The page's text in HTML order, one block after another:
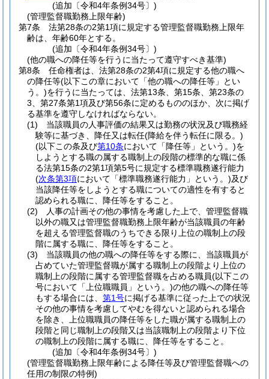
(追加〔令和4年条例34号〕)
(管理監督職勤務上限年齢)
第7条
法第28条の2第1項に規定する管理監督職勤務上限年
齢は、年齢60年とする。
(追加〔令和4年条例34号〕)
(他の職への降任等を行うに当たって遵守すべき基準)
第8条
任命権者は、法第28条の2第4項に規定する他の職へ
の降任等(以下この章において「他の職への降任等」とい
う。)を行うに当たっては、法第13条、第15条、第23条の
3、第27条第1項及び第56条に定めるもののほか、次に掲げ
る基準を遵守しなければならない。
(1)
当該職員の人事評価の結果又は勤務の状況及び職務経
験等に基づき、降任又は転任(降給を伴う転任に限る。)
(以下この条及び第10条において「降任等」という。)を
しようとする職の属する職制上の段階の標準的な職に係
る法第15条の2第1項第5号に規定する標準職務遂行能力
(次条第3項において「標準職務遂行能力」という。)及び
当該降任等をしようとする職についての適性を有すると
認められる職に、降任等をすること。
(2)
人事の計画その他の事情を考慮した上で、管理監督職
以外の職又は管理監督職勤務上限年齢が当該職員の年齢
を超える管理監督職のうちできる限り上位の職制上の段
階に属する職に、降任等をすること。
(3)
当該職員の他の職への降任等をする際に、当該職員が
占めていた管理監督職が属する職制上の段階より上位の
職制上の段階に属する管理監督職を占める職員(以下この
号において「上位職職員」という。)の他の職への降任等
もする場合には、 第1号に掲げる基準に従った上での状況
その他の事情を考慮してやむを得ないと認められる場合
を除き、上位職職員の降任等をした職が属する職制上の
段階と同じ職制上の段階又は当該職制上の段階より下位
の職制上の段階に属する職に、降任等をすること。
(追加〔令和4年条例34号〕)
(管理監督職勤務上限年齢による降任等及び管理監督職への
任用の制限の特例)